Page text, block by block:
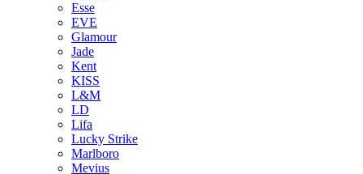
Esse
EVE
Glamour
Jade
Kent
KISS
L&M
LD
Lifa
Lucky Strike
Marlboro
Mevius